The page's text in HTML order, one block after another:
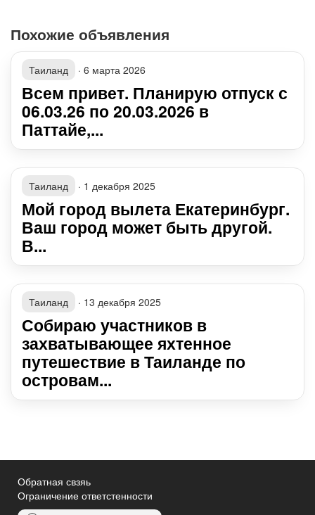
Похожие объявления
Таиланд · 6 марта 2026
Всем привет. Планирую отпуск с
06.03.26 по 20.03.2026 в
Паттайе,...
Таиланд · 1 декабря 2025
Мой город вылета Екатеринбург.
Ваш город может быть другой.
В...
Таиланд · 13 декабря 2025
Собираю участников в
захватывающее яхтенное
путешествие в Таиланде по
островам...
Обратная свзяь
Ограничение ответстенности